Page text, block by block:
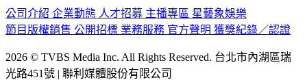
公司介紹 企業動態 人才招募 主播專區 星藝象娛樂
節目版權銷售 公開招標 業務服務 官方聲明 獲獎紀錄／認證
2026 © TVBS Media Inc. All Rights Reserved. 台北市內湖區瑞
光路451號 | 聯利媒體股份有限公司